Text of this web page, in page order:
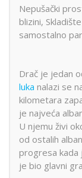
Nepušački
blizini,
samostalno
Drač je jedan
luka nalazi se
kilometara
je najveća
U njemu živi
od ostalih
progresa kada
je bio glavni